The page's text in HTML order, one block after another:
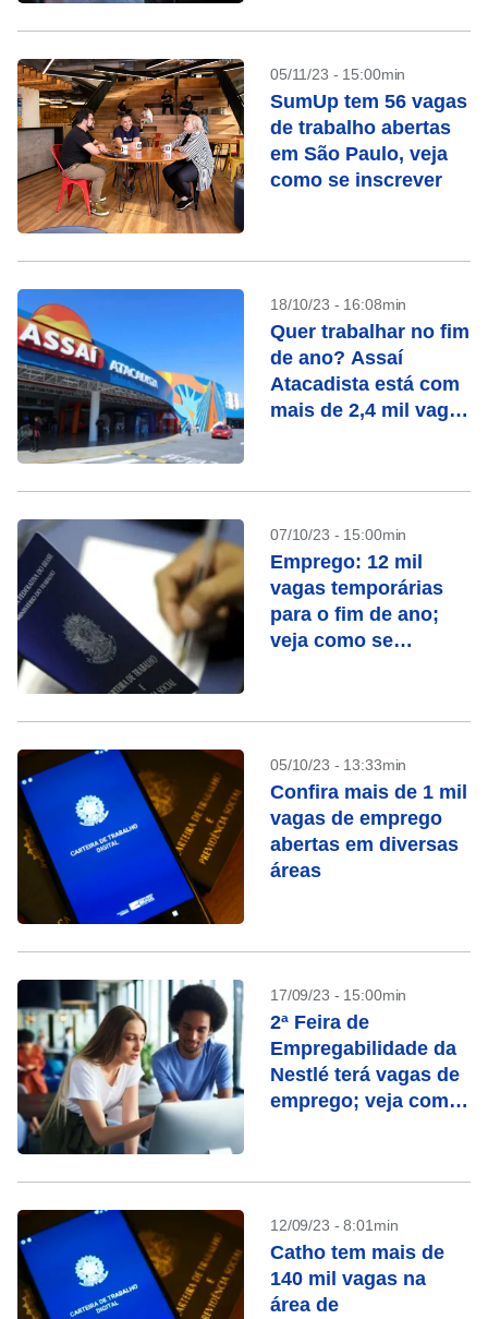
05/11/23 - 15:00min
SumUp tem 56 vagas
de trabalho abertas
em São Paulo, veja
como se inscrever
18/10/23 - 16:08min
Quer trabalhar no fim
de ano? Assaí
Atacadista está com
mais de 2,4 mil vagas
07/10/23 - 15:00min
Emprego: 12 mil
vagas temporárias
para o fim de ano;
veja como se
05/10/23 - 13:33min
Confira mais de 1 mil
vagas de emprego
abertas em diversas
áreas
17/09/23 - 15:00min
2ª Feira de
Empregabilidade da
Nestlé terá vagas de
emprego; veja como
12/09/23 - 8:01min
Catho tem mais de
140 mil vagas na
área de